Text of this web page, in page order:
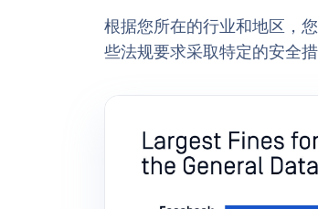
根据您所在的行业和地区，您
些法规要求采取特定的安全